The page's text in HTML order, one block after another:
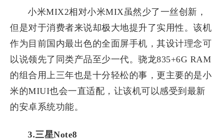
小米MIX2相对小米MIX虽然少了一丝创新，
但是对于消费者来说却极大地提升了实用性。该机
作为目前国内最出色的全面屏手机，其设计理念可
以说领先了同类产品至少一代。骁龙835+6G RAM
的组合用上三年也是十分轻松的事，更主要的是小
米的MIUI也会一直适配，让该机可以感受到最新
的安卓系统功能。
3.三星Note8